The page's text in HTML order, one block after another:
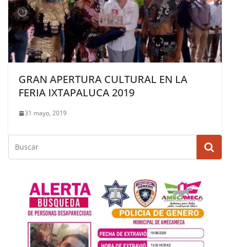
GRAN APERTURA CULTURAL EN LA
FERIA IXTAPALUCA 2019
31 mayo, 2019